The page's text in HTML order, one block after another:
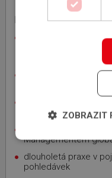
– specialista
pohledávek
rodinná firma, 100%
zkušenosti z
specializovaných
nezávislost,
zaměstnanců
Managementem
dlouholetá praxe v
pohledávek
ZOBRAZIT